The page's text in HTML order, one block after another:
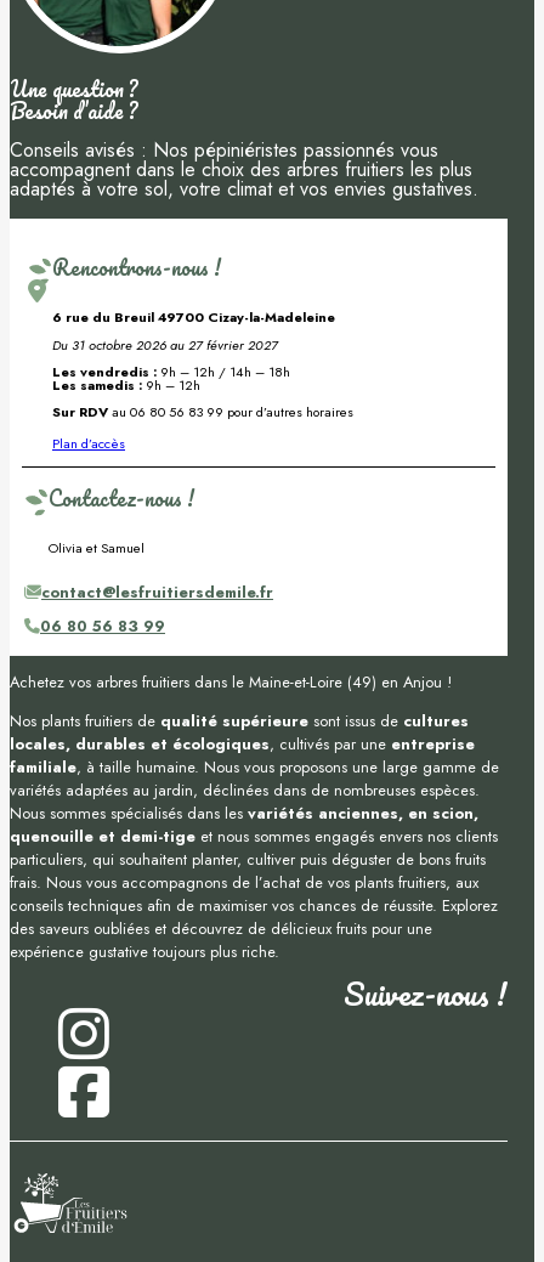
Une question ?
Besoin d’aide ?
Conseils avisés : Nos pépiniéristes passionnés vous
accompagnent dans le choix des arbres fruitiers les plus
adaptés à votre sol, votre climat et vos envies gustatives.
Rencontrons-nous !
6 rue du Breuil 49700 Cizay-la-Madeleine
Du 31 octobre 2026 au 27 février 2027
Les vendredis : 9h – 12h / 14h – 18h
Les samedis : 9h – 12h
Sur RDVau 06 80 56 83 99 pour d’autres horaires
Plan d’accès
Contactez-nous !
Olivia et Samuel
contact@lesfruitiersdemile.fr
06 80 56 83 99
Achetez vos arbres fruitiers dans le Maine-et-Loire (49) en Anjou !
Nos plants fruitiers de qualité supérieure sont issus de cultures
locales, durables et écologiques, cultivés par une entreprise
familiale, à taille humaine. Nous vous proposons une large gamme de
variétés adaptées au jardin, déclinées dans de nombreuses espèces.
Nous sommes spécialisés dans les variétés anciennes, en scion,
quenouille et demi-tige et nous sommes engagés envers nos clients
particuliers, qui souhaitent planter, cultiver puis déguster de bons fruits
frais. Nous vous accompagnons de l’achat de vos plants fruitiers, aux
conseils techniques afin de maximiser vos chances de réussite. Explorez
des saveurs oubliées et découvrez de délicieux fruits pour une
expérience gustative toujours plus riche.
Suivez-nous !